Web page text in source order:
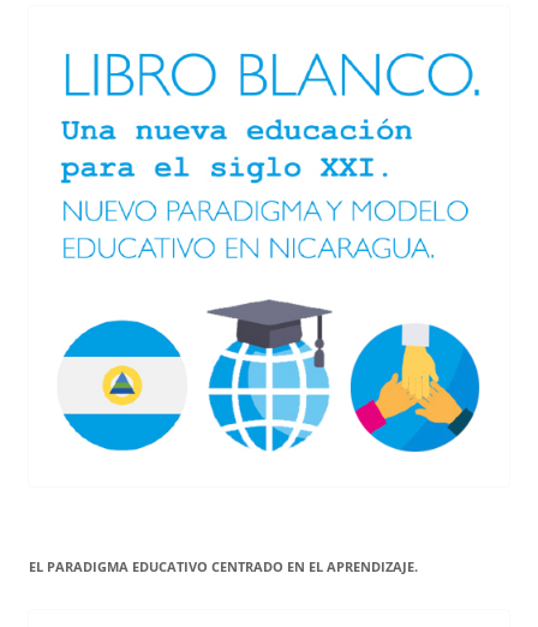
EL PARADIGMA EDUCATIVO CENTRADO EN EL APRENDIZAJE.